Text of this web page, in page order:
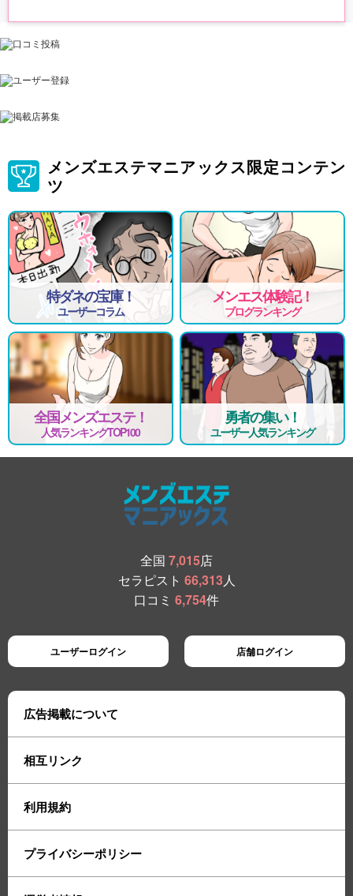
~~~~~~
募集職種
勤務地
「伏見駅」より徒歩5分
▼名駅ルーム
「各線名古屋駅」より徒歩5分
30～55歳まで
勤務日・時間
完全シフト出勤制（週1、月1～勤務でもOK）
11：00～翌5:00までの間でお好きな時間でお願い致します。
90分10,000円以上可能！！
完全日払制
完全個室待機
制服貸出無料
手厚い手当あり
罰金やノルマ一切無し
引き物一切無し
Wワーク・掛け持ちOK
メンズエステマニアックス限定コンテン
ツ
特ダネの宝庫！
ユーザーコラム
メンエス体験記！
ブログランキング
全国メンズエステ！
人気ランキングTOP100
勇者の集い！
ユーザー人気ランキング
全国 7,015店
セラピスト 66,313人
口コミ 6,754件
ユーザーログイン 店舗ログイン
広告掲載について
相互リンク
利用規約
プライバシーポリシー